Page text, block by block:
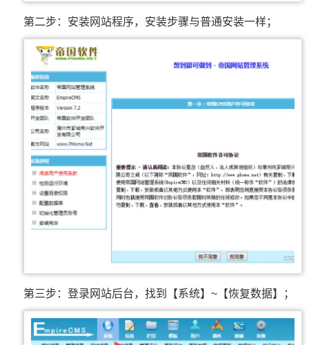
第二步：安装网站程序，安装步骤与普通安装一样；
第三步：登录网站后台，找到【系统】~【恢复数据】；